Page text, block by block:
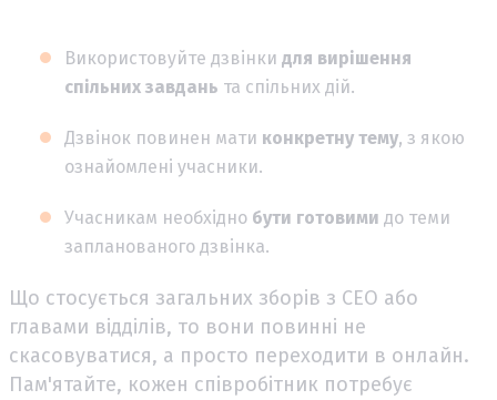
Використовуйте дзвінки для вирішення
спільних завдань та спільних дій.
Дзвінок повинен мати конкретну тему, з якою
ознайомлені учасники.
Учасникам необхідно бути готовими до теми
запланованого дзвінка.
Що стосується загальних зборів з СЕО або
главами відділів, то вони повинні не
скасовуватися, а просто переходити в онлайн.
Пам'ятайте, кожен співробітник потребує